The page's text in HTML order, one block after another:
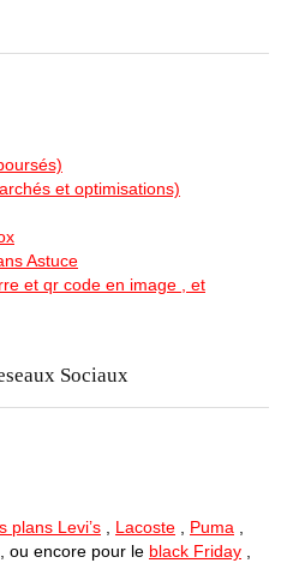
et optimisations)
Astuce
et qr code en image , et
Sociaux
plans Levi’s Lacoste Puma
, ou encore pour le black Friday